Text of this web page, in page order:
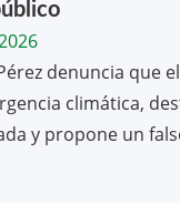
denuncia que
climática,
y propone un